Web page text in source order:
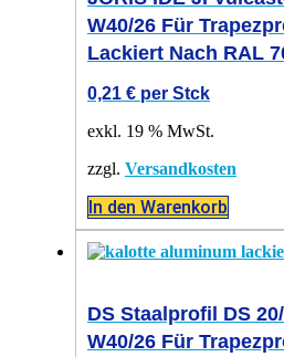
W40/26 Für
Lackiert Nach RAL
0,21 € per Stck
exkl. 19 % MwSt.
zzgl. Versandkosten
In den Warenkorb
DS Staalprofil DS
W40/26 Für